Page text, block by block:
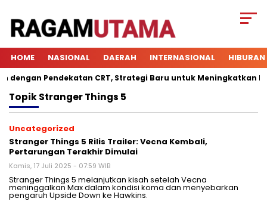
HOME NASIONAL DAERAH INTERNASIONAL HIBURAN
Pendekatan CRT, Strategi Baru untuk Meningkatkan
TopikStranger Things 5
Uncategorized
Stranger Things 5 Rilis Trailer: Vecna Kembali,
Pertarungan Terakhir Dimulai
Kamis, 17 Juli 2025 - 07:59 WIB
Stranger Things 5 melanjutkan kisah setelah Vecna
meninggalkan Max dalam kondisi koma dan menyebarkan
pengaruh Upside Down ke Hawkins.